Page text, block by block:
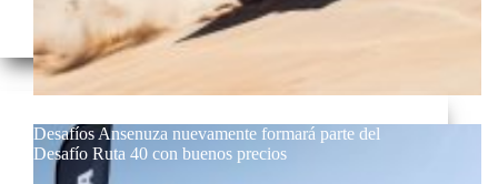
Desafíos Ansenuza nuevamente formará parte del
Desafío Ruta 40 con buenos precios